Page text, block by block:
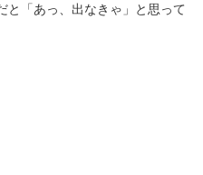
と「あっ、出なきゃ」と思って